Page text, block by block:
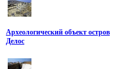
Археологический объект остров
Делос